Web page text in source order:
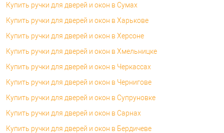
Купить ручки для дверей и окон в Сумах
Купить ручки для дверей и окон в Харькове
Купить ручки для дверей и окон в Херсоне
Купить ручки для дверей и окон в Хмельницке
Купить ручки для дверей и окон в Черкассах
Купить ручки для дверей и окон в Чернигове
Купить ручки для дверей и окон в Супруновке
Купить ручки для дверей и окон в Сарнах
Купить ручки для дверей и окон в Бердичеве